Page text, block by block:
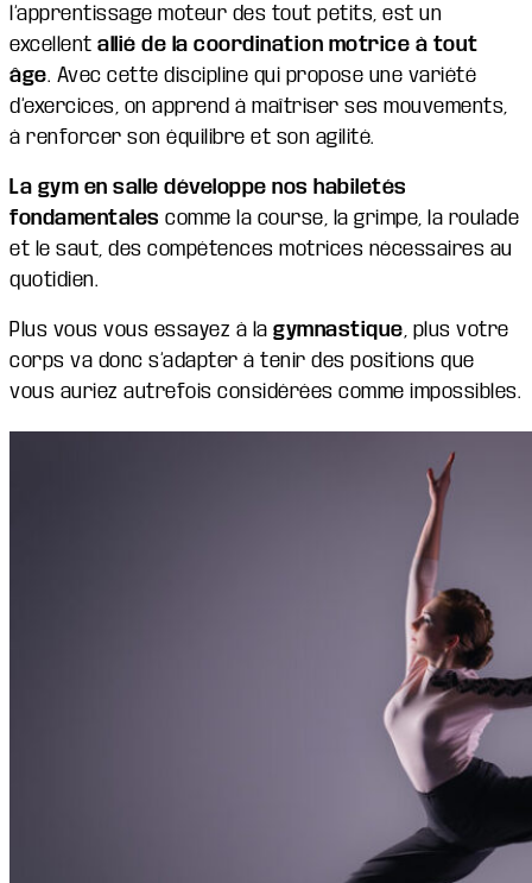
l’apprentissage moteur des tout petits, est un
excellent allié de la coordination motrice à tout
âge. Avec cette discipline qui propose une variété
d’exercices, on apprend à maîtriser ses mouvements,
à renforcer son équilibre et son agilité.
La gym en salle développe nos habiletés
fondamentales comme la course, la grimpe, la roulade
et le saut, des compétences motrices nécessaires au
quotidien.
Plus vous vous essayez à la gymnastique, plus votre
corps va donc s’adapter à tenir des positions que
vous auriez autrefois considérées comme impossibles.